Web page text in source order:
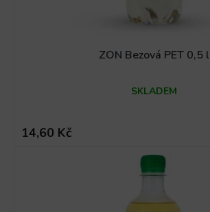
ZON Bezová PET 0,5 l
SKLADEM
14,60 Kč